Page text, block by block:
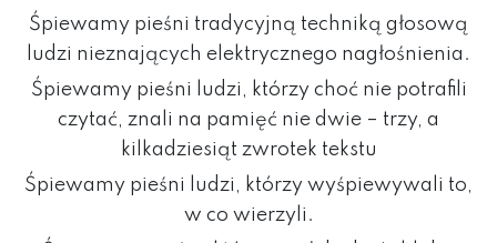
Śpiewamy pieśni tradycyjną techniką głosową
ludzi nieznających elektrycznego nagłośnienia.
Śpiewamy pieśni ludzi, którzy choć nie potrafili
czytać, znali na pamięć nie dwie – trzy, a
kilkadziesiąt zwrotek tekstu
Śpiewamy pieśni ludzi, którzy wyśpiewywali to,
w co wierzyli.